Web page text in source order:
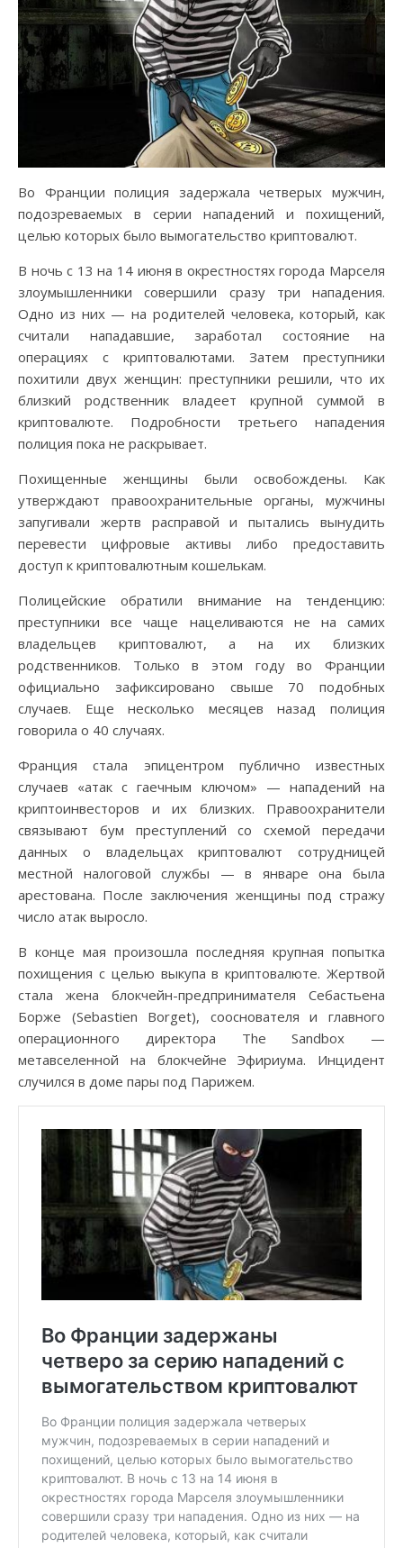
Во Франции полиция задержала четверых мужчин,
подозреваемых в серии нападений и похищений,
целью которых было вымогательство криптовалют.
В ночь с 13 на 14 июня в окрестностях города Марселя
злоумышленники совершили сразу три нападения.
Одно из них — на родителей человека, который, как
считали нападавшие, заработал состояние на
операциях с криптовалютами. Затем преступники
похитили двух женщин: преступники решили, что их
близкий родственник владеет крупной суммой в
криптовалюте. Подробности третьего нападения
полиция пока не раскрывает.
Похищенные женщины были освобождены. Как
утверждают правоохранительные органы, мужчины
запугивали жертв расправой и пытались вынудить
перевести цифровые активы либо предоставить
доступ к криптовалютным кошелькам.
Полицейские обратили внимание на тенденцию:
преступники все чаще нацеливаются не на самих
владельцев криптовалют, а на их близких
родственников. Только в этом году во Франции
официально зафиксировано свыше 70 подобных
случаев. Еще несколько месяцев назад полиция
говорила о 40 случаях.
Франция стала эпицентром публично известных
случаев «атак с гаечным ключом» — нападений на
криптоинвесторов и их близких. Правоохранители
связывают бум преступлений со схемой передачи
данных о владельцах криптовалют сотрудницей
местной налоговой службы — в январе она была
арестована. После заключения женщины под стражу
число атак выросло.
В конце мая произошла последняя крупная попытка
похищения с целью выкупа в криптовалюте. Жертвой
стала жена блокчейн-предпринимателя Себастьена
Борже (Sebastien Borget), сооснователя и главного
операционного директора The Sandbox —
метавселенной на блокчейне Эфириума. Инцидент
случился в доме пары под Парижем.